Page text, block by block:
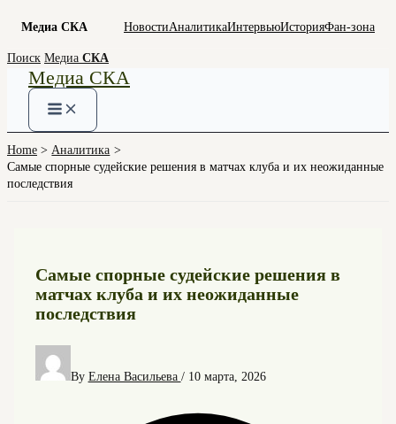
Медиа СКА НовостиАналитикаИнтервьюИсторияФан-зона
Skip
content
Поиск Медиа СКА
Медиа СКА
Home
Аналитика
Самые спорные судейские решения в матчах клуба и их неожиданные
последствия
Самые спорные судейские решения в
матчах клуба и их неожиданные
последствия
By Елена Васильева / 10 марта, 2026